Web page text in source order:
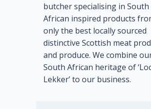
butcher specialising in South
African inspired products
only the best locally sourced
distinctive Scottish meat
and produce. We combine
South African heritage of
Lekker’ to our business.